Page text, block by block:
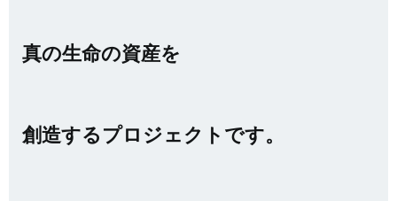
真の生命の資産を
創造するプロジェクトです。